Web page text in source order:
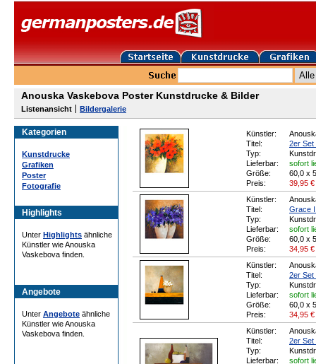
Anouska Vaskebova Poster Kunstdrucke & Bilder
Listenansicht Bildergalerie
Kategorien
Kunstdrucke
Grafiken
Poster
Fotografie
Highlights
Unter Highlights ähnliche
Künstler wie Anouska
Vaskebova finden.
Angebote
Unter Angebote ähnliche
Künstler wie Anouska
Vaskebova finden.
Künstler:
Titel:
2er Set
Typ:
Lieferbar:
sofort
Größe:
60,0 x
Preis:
39,95 €
Künstler:
Titel:
Grace
Typ:
Lieferbar:
sofort
Größe:
60,0 x
Preis:
34,95 €
Künstler:
Titel:
2er Set
Typ:
Lieferbar:
sofort
Größe:
60,0 x
Preis:
34,95 €
Künstler:
Titel:
2er Set
Typ:
Lieferbar:
sofort